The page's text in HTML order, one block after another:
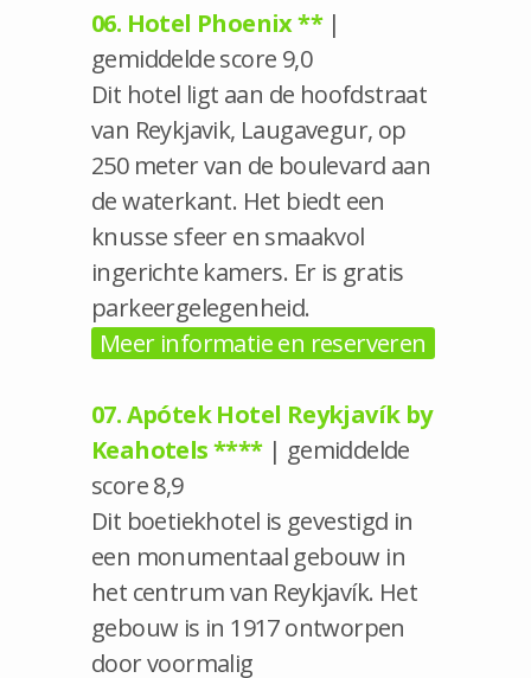
06. Hotel Phoenix **|
gemiddelde score 9,0
Dit hotel ligt aan de hoofdstraat
van Reykjavik, Laugavegur, op
250 meter van de boulevard aan
de waterkant. Het biedt een
knusse sfeer en smaakvol
ingerichte kamers. Er is gratis
parkeergelegenheid.
Meer informatie en reserveren
07. Apótek Hotel Reykjavík by
Keahotels ****| gemiddelde
score 8,9
Dit boetiekhotel is gevestigd in
een monumentaal gebouw in
het centrum van Reykjavík. Het
gebouw is in 1917 ontworpen
door voormalig